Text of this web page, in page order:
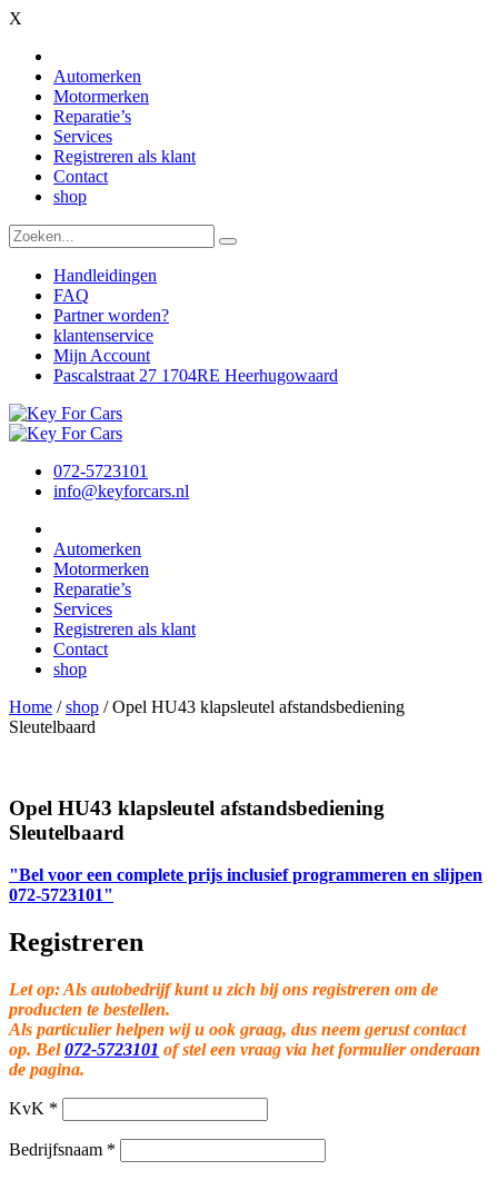
X
Automerken
Motormerken
Reparatie’s
Services
Registreren als klant
Contact
shop
Handleidingen
FAQ
Partner worden?
klantenservice
Mijn Account
Pascalstraat 27 1704RE Heerhugowaard
072-5723101
info@keyforcars.nl
Automerken
Motormerken
Reparatie’s
Services
Registreren als klant
Contact
shop
Home /shop /Opel HU43 klapsleutel afstandsbediening
Sleutelbaard
Opel HU43 klapsleutel afstandsbediening
Sleutelbaard
"Bel voor een complete prijs inclusief programmeren en slijpen
072-5723101"
Registreren
Let op: Als autobedrijf kunt u zich bij ons registreren om de
producten te bestellen.
Als particulier helpen wij u ook graag, dus neem gerust contact
op. Bel072-5723101 of stel een vraag via het formulier onderaan
de pagina.
KvK *
Bedrijfsnaam *